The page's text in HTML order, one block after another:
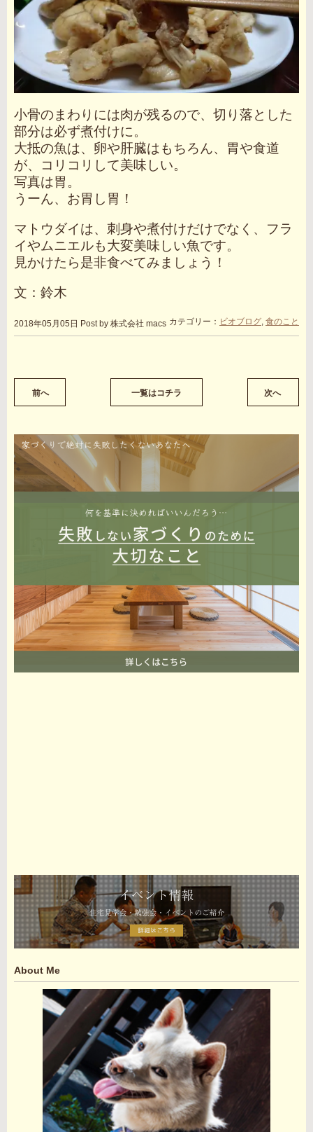
小骨のまわりには肉が残るので、切り落とした
部分は必ず煮付けに。
大抵の魚は、卵や肝臓はもちろん、胃や食道
が、コリコリして美味しい。
写真は胃。
うーん、お胃し胃！
マトウダイは、刺身や煮付けだけでなく、フラ
イやムニエルも大変美味しい魚です。
見かけたら是非食べてみましょう！
文：鈴木
2018年05月05日 Post by 株式会社 macs カテゴリー： ビオブログ, 食のこと
前へ 一覧はコチラ 次へ
About Me